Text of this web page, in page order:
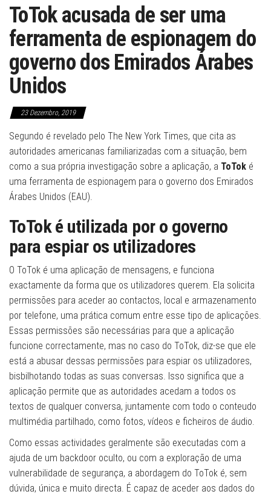
ToTok acusada de ser uma
ferramenta de espionagem do
governo dos Emirados Árabes
Unidos
23 Dezembro, 2019
Segundo é revelado pelo The New York Times, que cita as
autoridades americanas familiarizadas com a situação, bem
como a sua própria investigação sobre a aplicação, a ToTok é
uma ferramenta de espionagem para o governo dos Emirados
Árabes Unidos (EAU).
ToToké utilizada por o governo
para espiar os utilizadores
O ToTok é uma aplicação de mensagens, e funciona
exactamente da forma que os utilizadores querem. Ela solicita
permissões para aceder ao contactos, local e armazenamento
por telefone, uma prática comum entre esse tipo de aplicações.
Essas permissões são necessárias para que a aplicação
funcione correctamente, mas no caso do ToTok, diz-se que ele
está a abusar dessas permissões para espiar os utilizadores,
bisbilhotando todas as suas conversas. Isso significa que a
aplicação permite que as autoridades acedam a todos os
textos de qualquer conversa, juntamente com todo o conteudo
multimédia partilhado, como fotos, vídeos e ficheiros de áudio.
Como essas actividades geralmente são executadas com a
ajuda de um backdoor oculto, ou com a exploração de uma
vulnerabilidade de segurança, a abordagem do ToTok é, sem
dúvida, única e muito directa. É capaz de aceder aos dados do